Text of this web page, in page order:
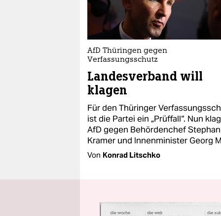
AfD Thüringen gegen
Verfassungsschutz
Landesverband will
klagen
Für den Thüringer
ist die Partei ein „Prüffall“. Nun
AfD gegen Behördenchef Stephan
Kramer und Innenminister Georg
Von Konrad Litschko